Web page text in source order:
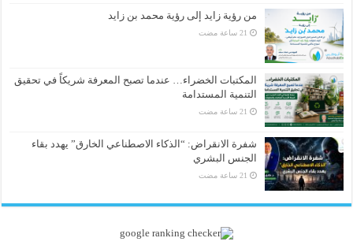
من رؤية زايد إلى رؤية محمد بن زايد
المكتبات الخضراء… عندما تصبح المعرفة شريكاً في تحقيق
التنمية المستدامة
شفرة الانقراض: “الذكاء الاصطناعي الخارق” يهدد بقاء
الجنس البشري